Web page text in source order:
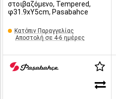
στοιβαζόμενο, Tempered,
φ31.9xY5cm, Pasabahce
Κατόπιν Παραγγελίας
Αποστολή σε 4-6 ημέρες